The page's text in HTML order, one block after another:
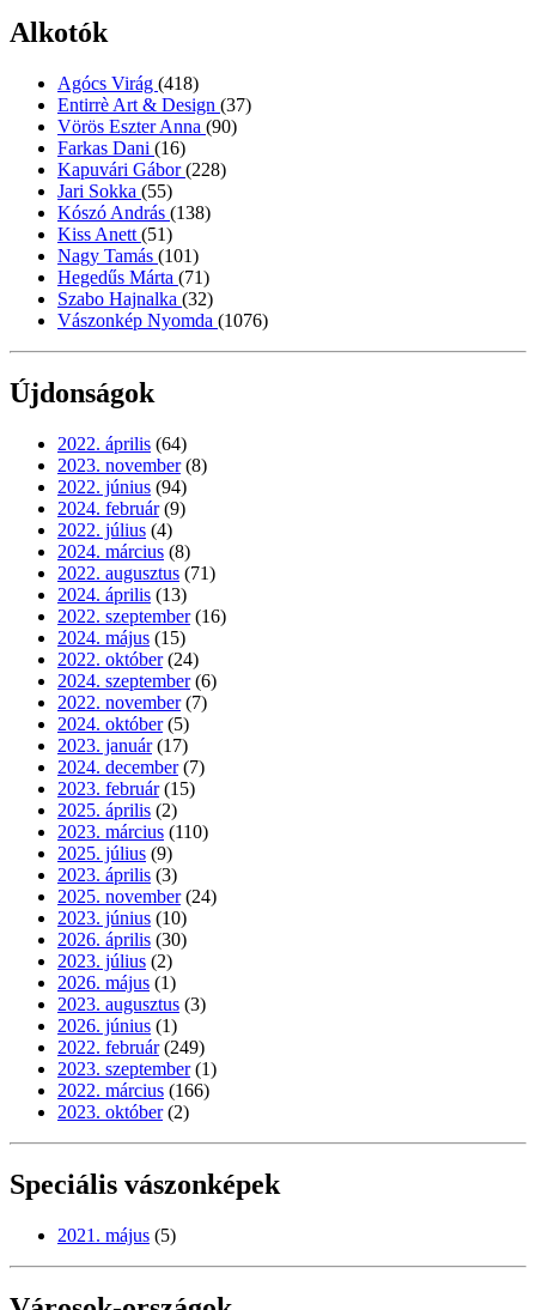
Alkotók
Agócs Virág (418)
Entirrè Art & Design (37)
Vörös Eszter Anna (90)
Farkas Dani (16)
Kapuvári Gábor(228)
Jari Sokka (55)
Kószó András (138)
Kiss Anett (51)
Nagy Tamás (101)
Hegedűs Márta (71)
Szabo Hajnalka (32)
Vászonkép Nyomda (1076)
Újdonságok
2022. április (64)
2023. november (8)
2022. június (94)
2024. február (9)
2022. július (4)
2024. március (8)
2022. augusztus (71)
2024. április (13)
2022. szeptember (16)
2024. május (15)
2022. október (24)
2024. szeptember (6)
2022. november (7)
2024. október (5)
2023. január (17)
2024. december (7)
2023. február (15)
2025. április (2)
2023. március (110)
2025. július (9)
2023. április (3)
2025. november (24)
2023. június (10)
2026. április (30)
2023. július (2)
2026. május (1)
2023. augusztus (3)
2026. június (1)
2022. február (249)
2023. szeptember (1)
2022. március (166)
2023. október (2)
Speciális vászonképek
2021. május (5)